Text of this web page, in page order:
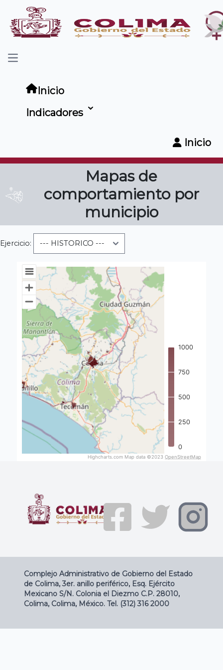
Menú
Inicio
Indicadores
Inicio
Mapas de
comportamiento por
municipio
Ejercicio:
Chart
Map of unspecified region with 4 data series.
View as data table, Chart
0
250
500
750
1000
Highcharts.com Map data ©2023 OpenStreetMap
Complejo Administrativo de Gobierno del Estado
de Colima, 3er. anillo periférico, Esq. Ejército
Mexicano S/N. Colonia el Diezmo C.P. 28010,
Colima, Colima, México. Tel. (312) 316 2000